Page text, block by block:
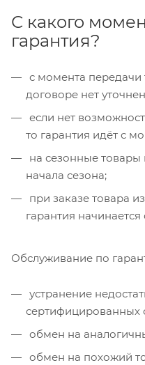
С какого
гарантия?
с момента передачи
договоре нет
если нет
то гарантия идёт с
на сезонные товары
начала сезона;
при заказе товара
гарантия
Обслуживание по
устранение
сертифицированных
обмен на
обмен на похожий